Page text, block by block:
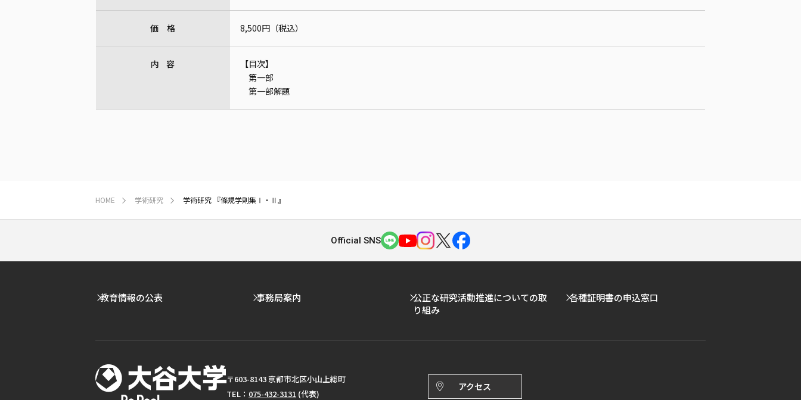
価 格 8,500円（税込）
内 容
【目次】
第一部
第一部解題
HOME 学術研究 学術研究 『條規学則集Ⅰ・Ⅱ』
Official SNS
教育情報の公表 事務局案内
公正な研究活動推進についての取
り組み
各種証明書の申込窓口
〒603-8143 京都市北区小山上総町
TEL： 075-432-3131 (代表)
アクセス